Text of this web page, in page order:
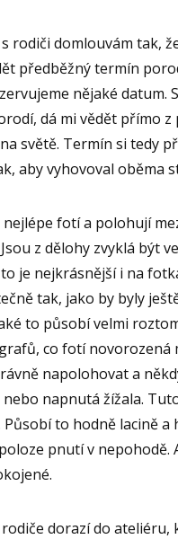
rodiči domlouvám tak,
předběžný termín
nějaké datum.
dá mi vědět přímo z
světě. Termín si tedy
aby vyhovoval oběma
fotí a polohují
z dělohy zvyklá být
je nejkrásnější i na
tak, jako by byly
to působí velmi
co fotí novorozená
napolohovat a
napnutá žížala.
Působí to hodně lacině a
pnutí v nepohodě.
rodiče dorazí do ateliéru,